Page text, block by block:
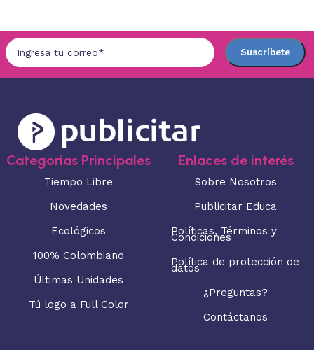
Categorias Principales
Tiempo Libre
Novedades
Ecológicos
100% Colombiano
Últimas Unidades
Tú logo a Full Color
Enlaces de interés
Sobre Nosotros
Publicitar Educa
Políticas, Términos y
Condiciones
Política de protección de
datos
¿Preguntas?
Contáctanos